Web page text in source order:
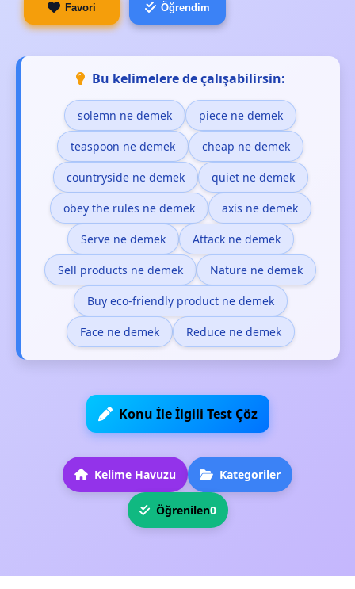
Favori Öğrendim
Bu kelimelere de çalışabilirsin:
solemn ne demek piece ne demek
teaspoon ne demek cheap ne demek
countryside ne demek quiet ne demek
obey the rules ne demek axis ne demek
Serve ne demek Attack ne demek
Sell products ne demek Nature ne demek
Buy eco-friendly product ne demek
Face ne demek Reduce ne demek
Konu İle İlgili Test Çöz
Kelime Havuzu Kategoriler
Öğrenilen0